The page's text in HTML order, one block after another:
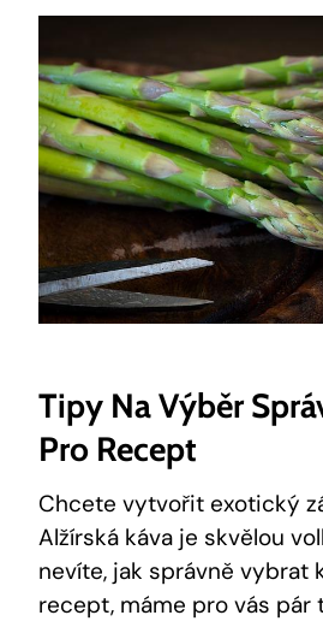
Tipy Na Výběr
Pro Recept
Chcete vytvořit exotický
Alžírská káva je skvělou
nevíte, jak správně vybrat
recept, máme pro vás pár